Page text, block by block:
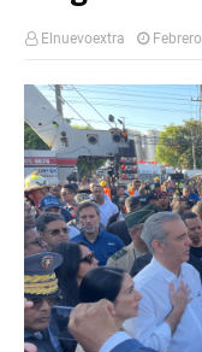
Elnuevoextra